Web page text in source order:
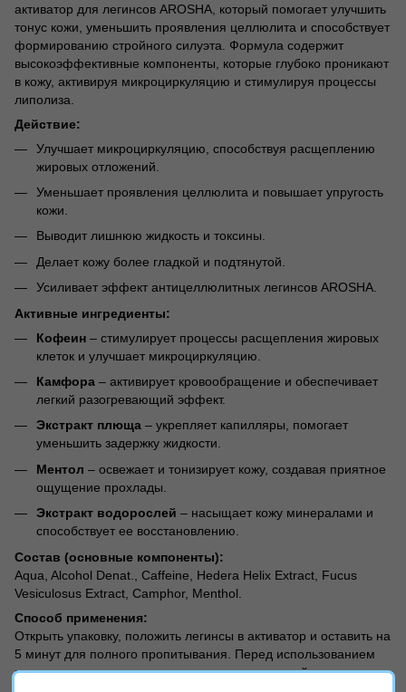
активатор для легинсов AROSHA, который помогает улучшить
тонус кожи, уменьшить проявления целлюлита и способствует
формированию стройного силуэта. Формула содержит
высокоэффективные компоненты, которые глубоко проникают
в кожу, активируя микроциркуляцию и стимулируя процессы
липолиза.
Действие:
Улучшает микроциркуляцию, способствуя расщеплению
жировых отложений.
Уменьшает проявления целлюлита и повышает упругость
кожи.
Выводит лишнюю жидкость и токсины.
Делает кожу более гладкой и подтянутой.
Усиливает эффект антицеллюлитных легинсов AROSHA.
Активные ингредиенты:
Кофеин – стимулирует процессы расщепления жировых
клеток и улучшает микроциркуляцию.
Камфора – активирует кровообращение и обеспечивает
легкий разогревающий эффект.
Экстракт плюща – укрепляет капилляры, помогает
уменьшить задержку жидкости.
Ментол – освежает и тонизирует кожу, создавая приятное
ощущение прохлады.
Экстракт водорослей – насыщает кожу минералами и
способствует ее восстановлению.
Состав (основные компоненты):
Aqua, Alcohol Denat., Caffeine, Hedera Helix Extract, Fucus
Vesiculosus Extract, Camphor, Menthol.
Способ применения:
Открыть упаковку, положить легинсы в активатор и оставить на
5 минут для полного пропитывания. Перед использованием
можно предварительно поместить запечатанный активатор в